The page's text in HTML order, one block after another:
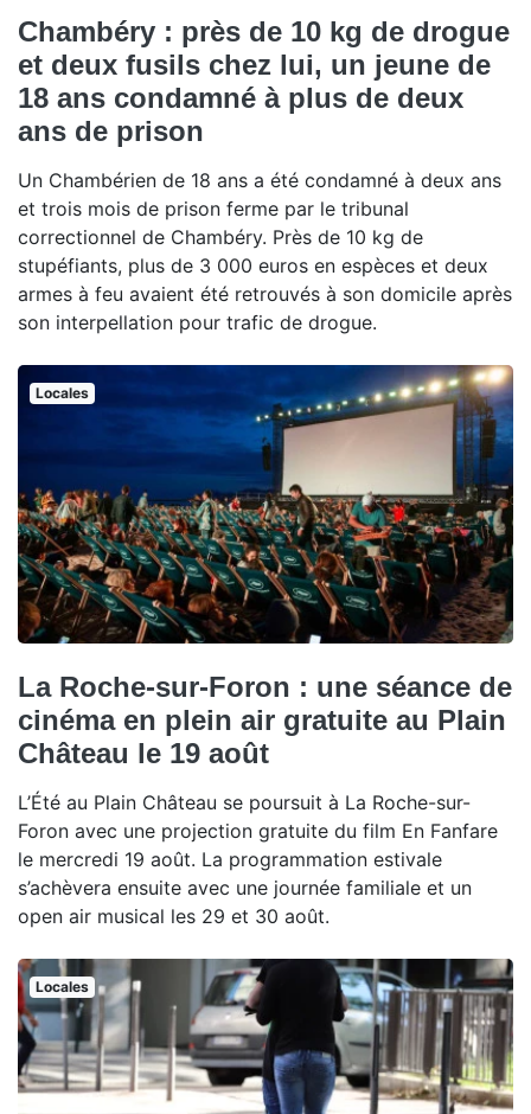
Chambéry : près de 10 kg de drogue
et deux fusils chez lui, un jeune de
18 ans condamné à plus de deux
ans de prison
Un Chambérien de 18 ans a été condamné à deux ans
et trois mois de prison ferme par le tribunal
correctionnel de Chambéry. Près de 10 kg de
stupéfiants, plus de 3 000 euros en espèces et deux
armes à feu avaient été retrouvés à son domicile après
son interpellation pour trafic de drogue.
Locales
La Roche-sur-Foron : une séance de
cinéma en plein air gratuite au Plain
Château le 19 août
L’Été au Plain Château se poursuit à La Roche-sur-
Foron avec une projection gratuite du film En Fanfare
le mercredi 19 août. La programmation estivale
s’achèvera ensuite avec une journée familiale et un
open air musical les 29 et 30 août.
Locales